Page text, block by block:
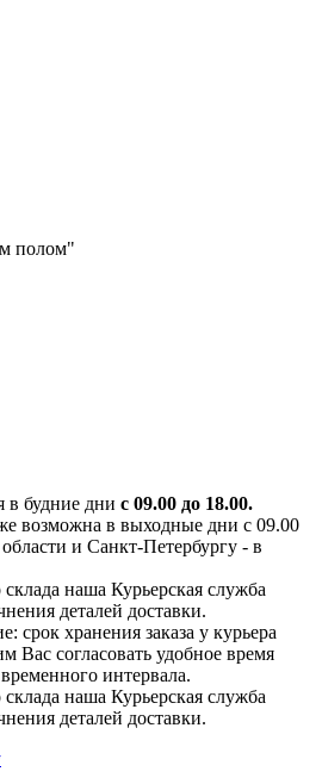
полом"
в будние дни с 09.00 до 18.00.
возможна в выходные дни с 09.00
и Санкт-Петербургу - в
склада наша Курьерская служба
деталей доставки.
хранения заказа у курьера
Вас согласовать удобное время
интервала.
склада наша Курьерская служба
деталей доставки.